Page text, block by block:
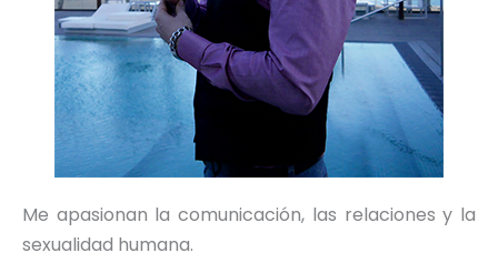
Me apasionan la comunicación, las relaciones y la
sexualidad humana.